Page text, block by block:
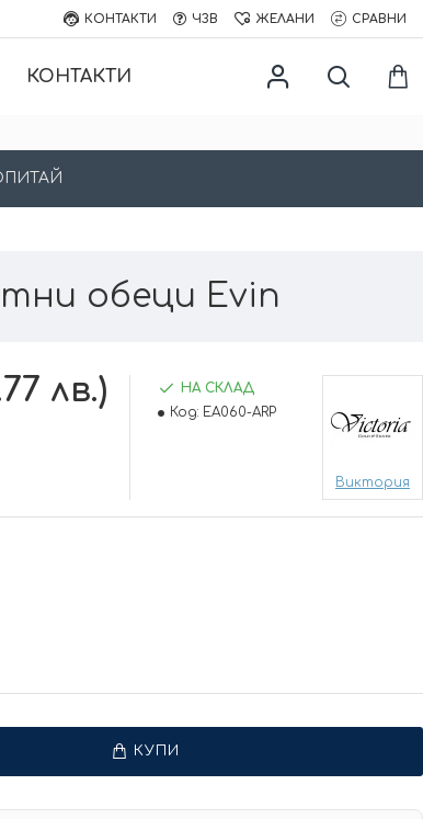
КОНТАКТИ ЧЗВ ЖЕЛАНИ СРАВНИ
КОНТАКТИ
обеци Evin
лв.)
НА СКЛАД
Код: EA060-ARP
Виктория
КУПИ